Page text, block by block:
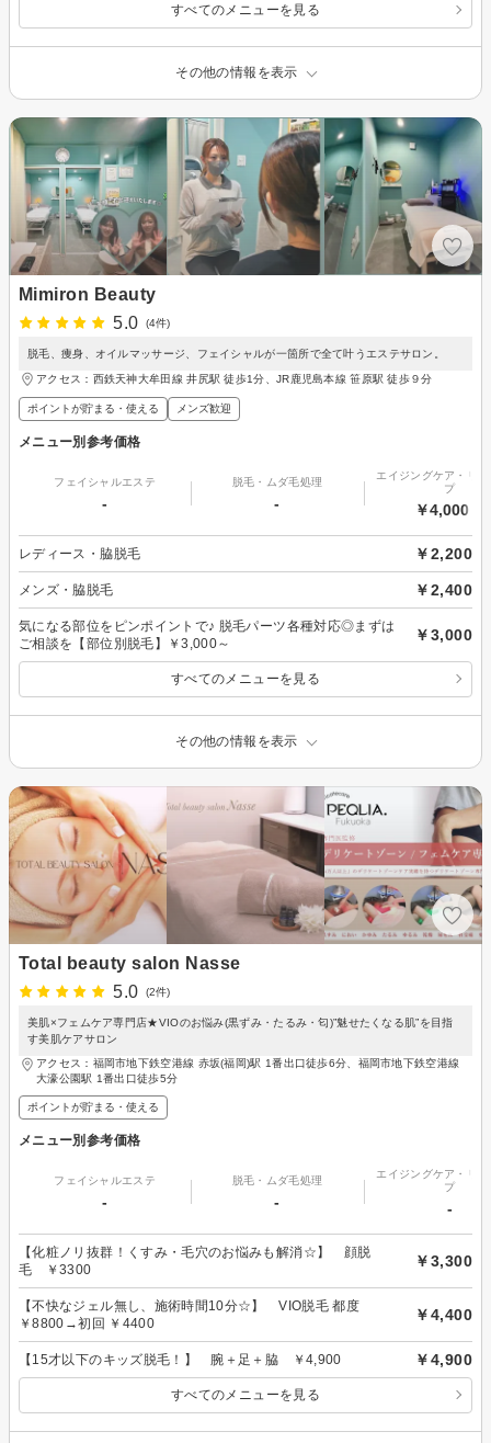
すべてのメニューを見る
その他の情報を表示
Mimiron Beauty
5.0
(4件)
脱毛、痩身、オイルマッサージ、フェイシャルが一箇所で全て叶うエステサロン。
アクセス：西鉄天神大牟田線 井尻駅 徒歩1分、JR鹿児島本線 笹原駅 徒歩９分
ポイントが貯まる・使える メンズ歓迎
メニュー別参考価格
フェイシャルエステ
-
脱毛・ムダ毛処理
-
エイジングケア・リ
プ
￥4,000～
レディース・脇脱毛 ￥2,200
メンズ・脇脱毛 ￥2,400
気になる部位をピンポイントで♪ 脱毛パーツ各種対応◎まずは
ご相談を【部位別脱毛】￥3,000～
￥3,000
すべてのメニューを見る
その他の情報を表示
Total beauty salon Nasse
5.0
(2件)
美肌×フェムケア専門店★VIOのお悩み(黒ずみ・たるみ・匂)”魅せたくなる肌”を目指
す美肌ケアサロン
アクセス：福岡市地下鉄空港線 赤坂(福岡)駅 1番出口徒歩6分、福岡市地下鉄空港線
大濠公園駅 1番出口徒歩5分
ポイントが貯まる・使える
メニュー別参考価格
フェイシャルエステ
-
脱毛・ムダ毛処理
-
エイジングケア・リ
プ
-
【化粧ノリ抜群！くすみ・毛穴のお悩みも解消☆】 顔脱
毛 ￥3300
￥3,300
【不快なジェル無し、施術時間10分☆】 VIO脱毛 都度
￥8800→初回 ￥4400
￥4,400
【15才以下のキッズ脱毛！】 腕＋足＋脇 ￥4,900 ￥4,900
すべてのメニューを見る